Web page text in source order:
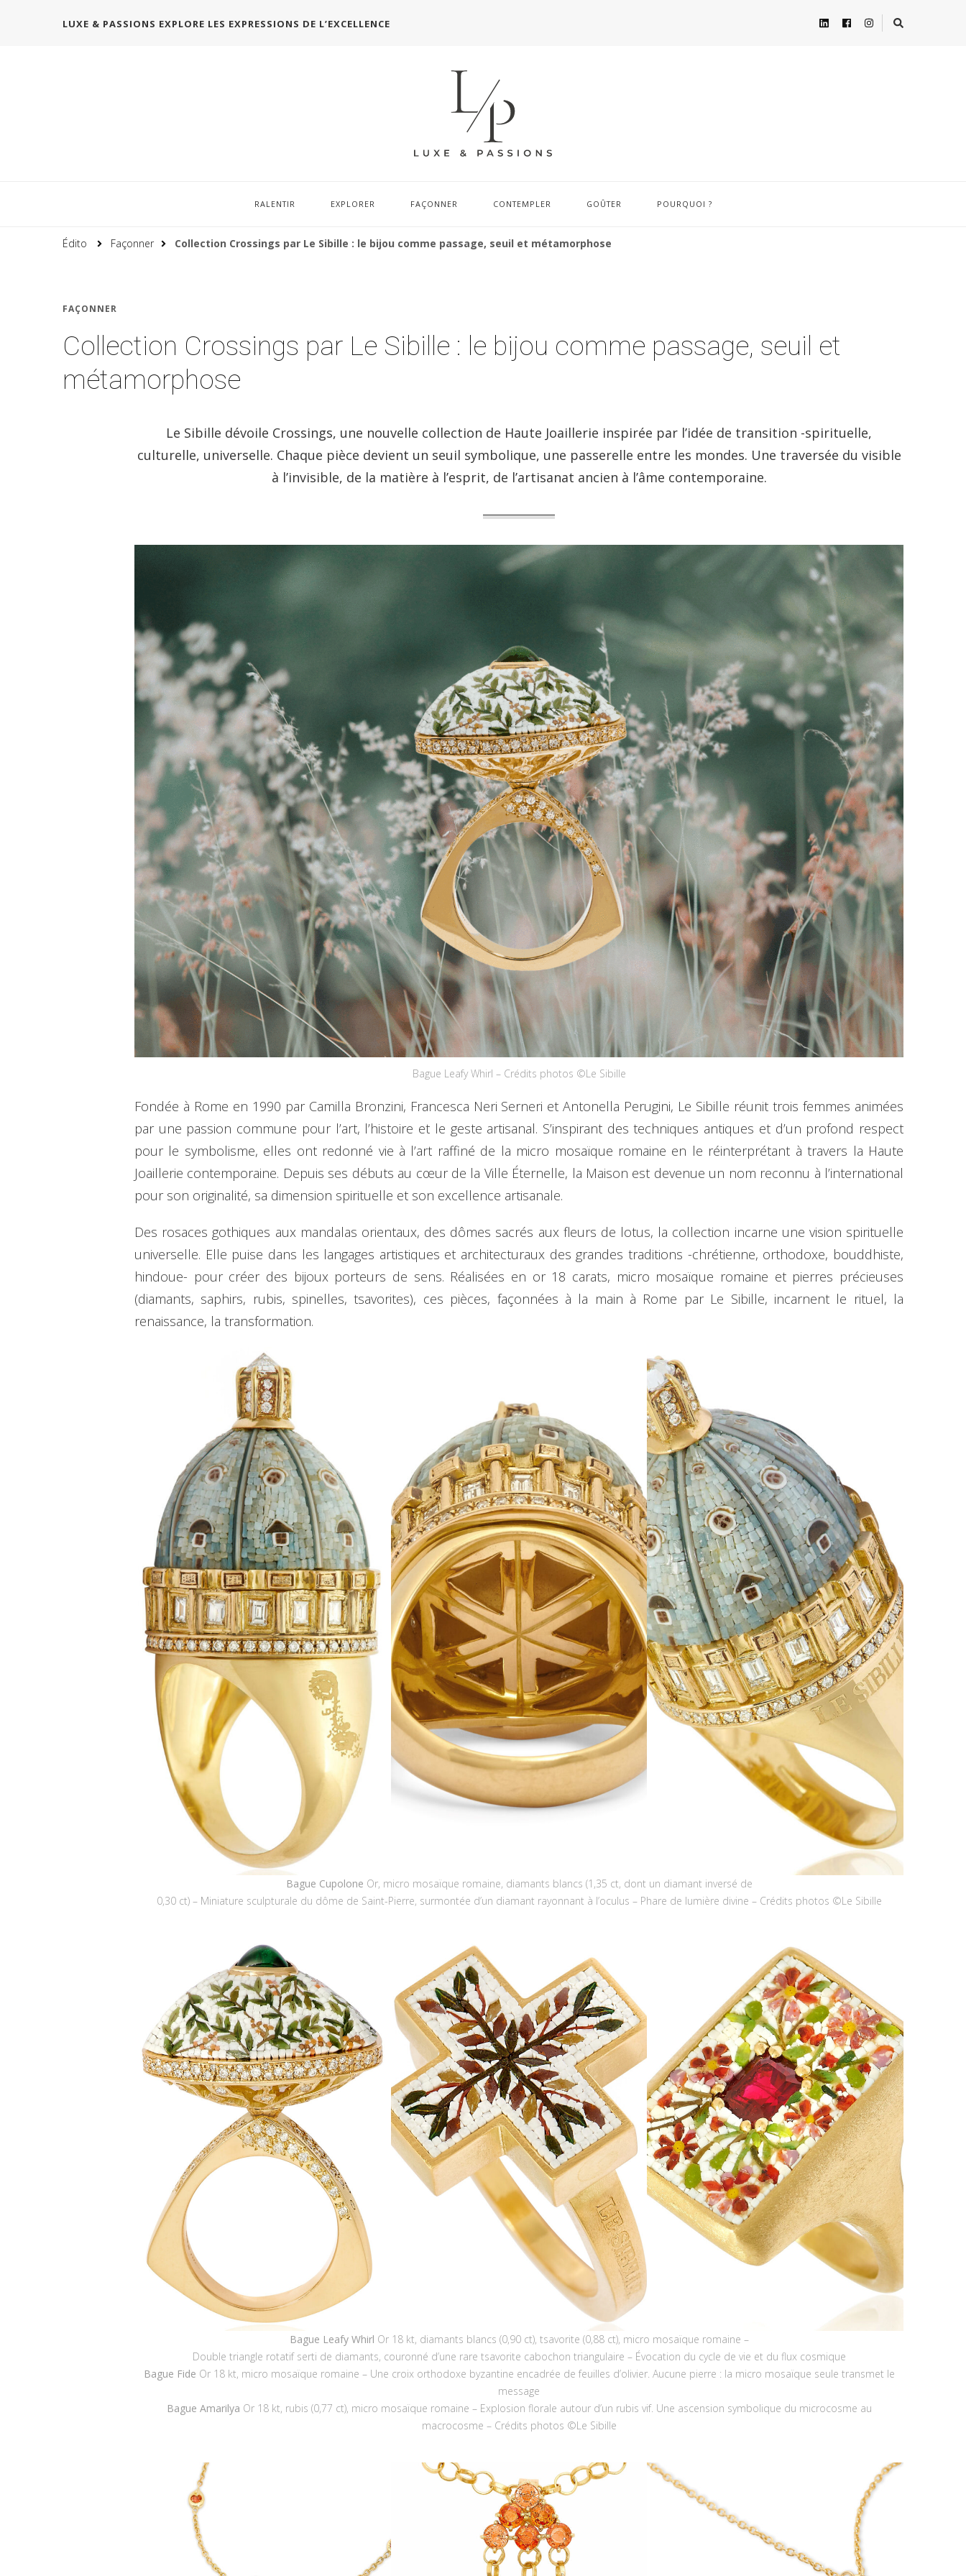
LUXE & PASSIONS EXPLORE LES EXPRESSIONS DE L’EXCELLENCE
RALENTIR EXPLORER FAÇONNER CONTEMPLER GOÛTER POURQUOI ?
Édito Façonner Collection Crossings par Le Sibille : le bijou comme passage, seuil et métamorphose
FAÇONNER
Collection Crossings par Le Sibille : le bijou comme passage, seuil et
métamorphose
Le Sibille dévoile Crossings, une nouvelle collection de Haute Joaillerie inspirée par l’idée de transition -spirituelle,
culturelle, universelle. Chaque pièce devient un seuil symbolique, une passerelle entre les mondes. Une traversée du visible
à l’invisible, de la matière à l’esprit, de l’artisanat ancien à l’âme contemporaine.
Bague Leafy Whirl – Crédits photos ©Le Sibille
Fondée à Rome en 1990 par Camilla Bronzini, Francesca Neri Serneri et Antonella Perugini, Le Sibille réunit trois femmes animées
par une passion commune pour l’art, l’histoire et le geste artisanal. S’inspirant des techniques antiques et d’un profond respect
pour le symbolisme, elles ont redonné vie à l’art raffiné de la micro mosaïque romaine en le réinterprétant à travers la Haute
Joaillerie contemporaine. Depuis ses débuts au cœur de la Ville Éternelle, la Maison est devenue un nom reconnu à l’international
pour son originalité, sa dimension spirituelle et son excellence artisanale.
Des rosaces gothiques aux mandalas orientaux, des dômes sacrés aux fleurs de lotus, la collection incarne une vision spirituelle
universelle. Elle puise dans les langages artistiques et architecturaux des grandes traditions -chrétienne, orthodoxe, bouddhiste,
hindoue- pour créer des bijoux porteurs de sens. Réalisées en or 18 carats, micro mosaïque romaine et pierres précieuses
(diamants, saphirs, rubis, spinelles, tsavorites), ces pièces, façonnées à la main à Rome par Le Sibille, incarnent le rituel, la
renaissance, la transformation.
Bague Cupolone Or, micro mosaïque romaine, diamants blancs (1,35 ct, dont un diamant inversé de
0,30 ct) – Miniature sculpturale du dôme de Saint-Pierre, surmontée d’un diamant rayonnant à l’oculus – Phare de lumière divine – Crédits photos ©Le Sibille
Bague Leafy Whirl Or 18 kt, diamants blancs (0,90 ct), tsavorite (0,88 ct), micro mosaïque romaine –
Double triangle rotatif serti de diamants, couronné d’une rare tsavorite cabochon triangulaire – Évocation du cycle de vie et du flux cosmique
Bague Fide Or 18 kt, micro mosaïque romaine – Une croix orthodoxe byzantine encadrée de feuilles d’olivier. Aucune pierre : la micro mosaïque seule transmet le
message
Bague Amarilya Or 18 kt, rubis (0,77 ct), micro mosaïque romaine – Explosion florale autour d’un rubis vif. Une ascension symbolique du microcosme au
macrocosme – Crédits photos ©Le Sibille